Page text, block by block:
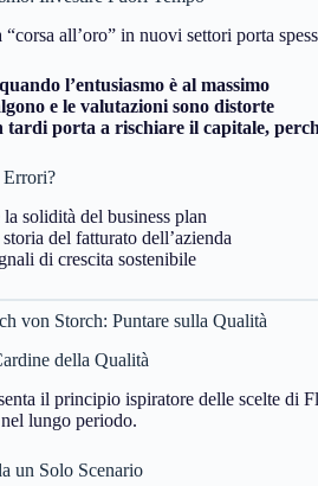
all’oro” in nuovi settori porta
l’entusiasmo è al massimo
e le valutazioni sono distorte
tardi porta a rischiare il capitale,
solidità del business plan
del fatturato dell’azienda
di crescita sostenibile
von Storch: Puntare sulla Qualità
della Qualità
il principio ispiratore delle scelte di
lungo periodo.
un Solo Scenario